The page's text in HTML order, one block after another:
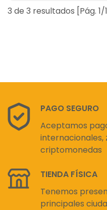
3 de 3 resultados [Pág. 1/
PAGO SEGURO
Aceptamos
internacionales,
criptomonedas
TIENDA FÍSICA
Tenemos
principales